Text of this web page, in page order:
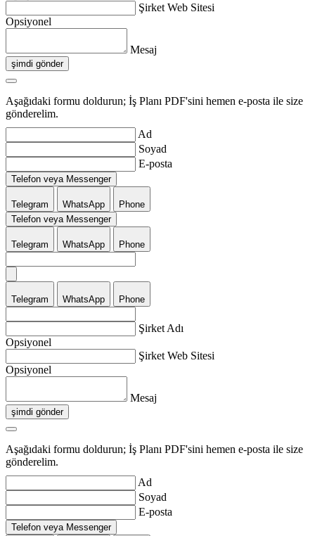
Şirket Web Sitesi
Opsiyonel
Mesaj
şimdi gönder
Aşağıdaki formu doldurun; İş Planı PDF'sini hemen e-posta ile size
gönderelim.
Ad
Soyad
E-posta
Telefon veya Messenger
Telegram WhatsApp
Phone
Telefon veya Messenger
Telegram WhatsApp Phone
Telegram WhatsApp Phone
Şirket Adı
Opsiyonel
Şirket Web Sitesi
Opsiyonel
Mesaj
şimdi gönder
Aşağıdaki formu doldurun; İş Planı PDF'sini hemen e-posta ile size
gönderelim.
Ad
Soyad
E-posta
Telefon veya Messenger